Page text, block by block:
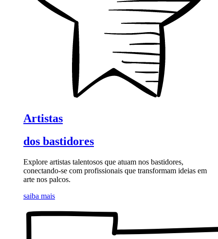
Artistas
dos bastidores
Explore artistas talentosos que atuam nos bastidores,
conectando-se com profissionais que transformam ideias em
arte nos palcos.
saiba mais